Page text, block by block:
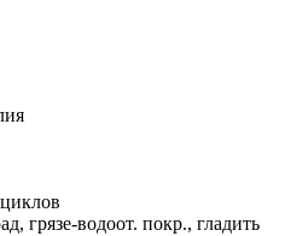
грязе-водоот. покр., гладить